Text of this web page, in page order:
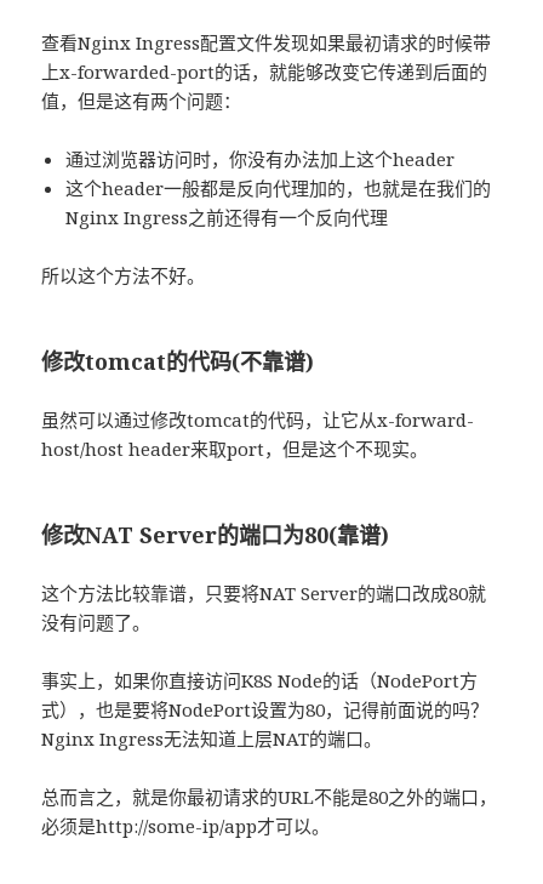
查看Nginx Ingress配置文件发现如果最初请求的时候带
上x-forwarded-port的话，就能够改变它传递到后面的
值，但是这有两个问题：
通过浏览器访问时，你没有办法加上这个header
这个header一般都是反向代理加的，也就是在我们的
Nginx Ingress之前还得有一个反向代理
所以这个方法不好。
修改tomcat的代码(不靠谱)
虽然可以通过修改tomcat的代码，让它从x-forward-
host/host header来取port，但是这个不现实。
修改NAT Server的端口为80(靠谱)
这个方法比较靠谱，只要将NAT Server的端口改成80就
没有问题了。
事实上，如果你直接访问K8S Node的话（NodePort方
式），也是要将NodePort设置为80，记得前面说的吗？
Nginx Ingress无法知道上层NAT的端口。
总而言之，就是你最初请求的URL不能是80之外的端口，
必须是http://some-ip/app才可以。